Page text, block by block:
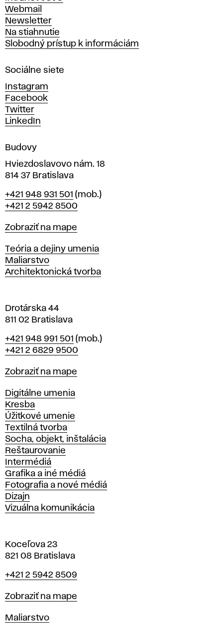
ý
t
v
a
r
ý
c
h
u
m
e
í
v
r
a
i
s
l
a
v
Webmail
Newsletter
Na stiahnutie
Slobodný prístup k informáciám
Sociálne siete
Instagram
Facebook
Twitter
LinkedIn
Budovy
Hviezdoslavovo nám. 18
814 37 Bratislava
Telefón
+421 948 931 501 (mob.)
+421 2 5942 8500
Mapa
Zobraziť na mape
Katedry
Teória a dejiny umenia
Maliarstvo
Architektonická tvorba
Drotárska 44
811 02 Bratislava
Telefón
+421 948 991 501 (mob.)
+421 2 6829 9500
Mapa
Zobraziť na mape
Katedry
Digitálne umenia
Kresba
Úžitkové umenie
Textilná tvorba
Socha, objekt, inštalácia
Reštaurovanie
Intermédiá
Grafika a iné médiá
Fotografia a nové médiá
Dizajn
Vizuálna komunikácia
Koceľova 23
821 08 Bratislava
Telefón
+421 2 5942 8509
Mapa
Zobraziť na mape
Katedry
Maliarstvo